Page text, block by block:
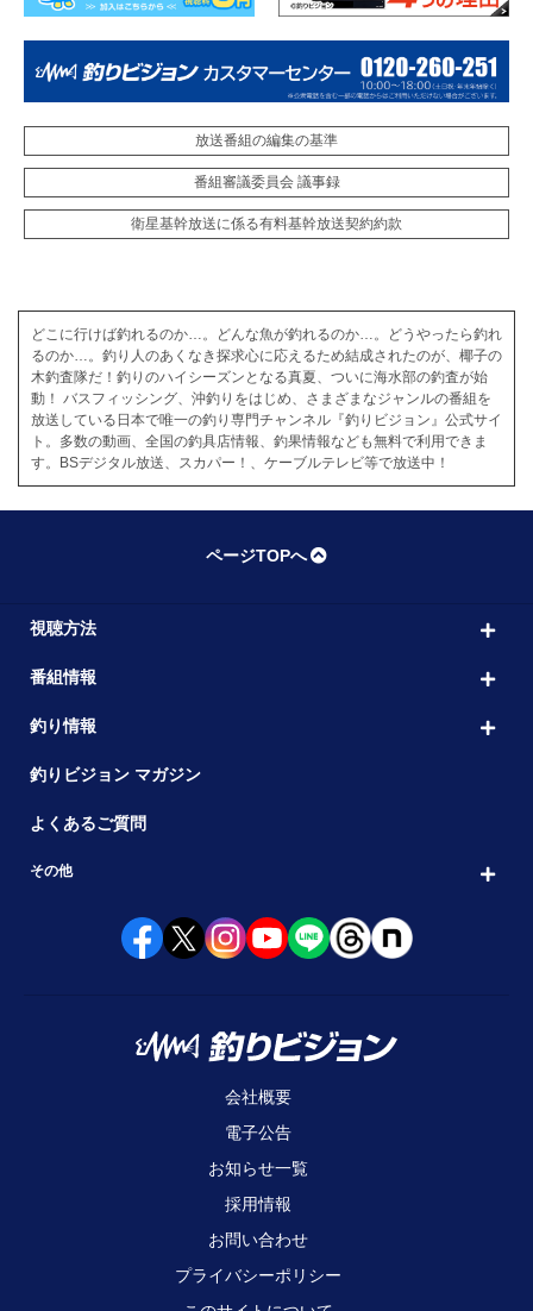
放送番組の編集の基準
番組審議委員会 議事録
衛星基幹放送に係る有料基幹放送契約約款
どこに行けば釣れるのか…。どんな魚が釣れるのか…。どうやったら釣れ
るのか…。釣り人のあくなき探求心に応えるため結成されたのが、椰子の
木釣査隊だ！釣りのハイシーズンとなる真夏、ついに海水部の釣査が始
動！ バスフィッシング、沖釣りをはじめ、さまざまなジャンルの番組を
放送している日本で唯一の釣り専門チャンネル『釣りビジョン』公式サイ
ト。多数の動画、全国の釣具店情報、釣果情報なども無料で利用できま
す。BSデジタル放送、スカパー！、ケーブルテレビ等で放送中！
ページTOPへ
視聴方法
番組情報
釣り情報
釣りビジョン マガジン
よくあるご質問
その他
会社概要
電子公告
お知らせ一覧
採用情報
お問い合わせ
プライバシーポリシー